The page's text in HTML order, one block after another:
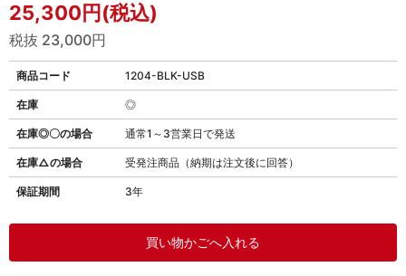
25,300円(税込)
税抜 23,000円
商品コード 1204-BLK-USB
在庫◎〇の場合 通常1～3営業日で発送
在庫△の場合 受発注商品（納期は注文後に回答）
保証期間 3年
在庫 ◎